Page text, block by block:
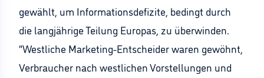
gewählt, um Informationsdefizite, bedingt durch
die langjährige Teilung Europas, zu überwinden.
“Westliche Marketing-Entscheider waren gewöhnt,
Verbraucher nach westlichen Vorstellungen und